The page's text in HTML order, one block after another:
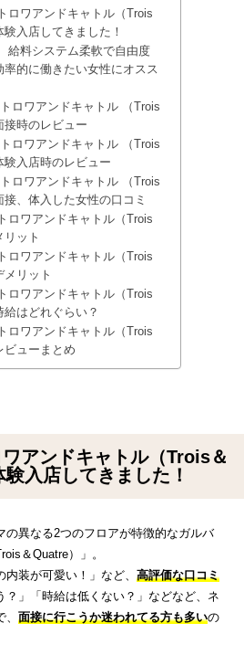
ロワアンドキャトル（Trois
験入店してきました！
給料システム柔軟で自由度
率的に働きたい女性にオスス
ロワアンドキャトル （Trois
接時のレビュー
ロワアンドキャトル （Trois
験入店時のレビュー
ロワアンドキャトル （Trois
接、体入した女性の口コミ
ロワアンドキャトル（Trois
リット
ロワアンドキャトル（Trois
メリット
ロワアンドキャトル（Trois
給はどれぐらい？
ロワアンドキャトル（Trois
ビューまとめ
アンドキャトル（Trois＆
入店してきました！
の異なる2つのフロアが特徴的なガルバ
＆Quatre）」。
内装が可愛い！」など、 高評価な口コミ
？」「時給は低くない？」などなど、ネ
面接に行こうか迷われてる方も多いの